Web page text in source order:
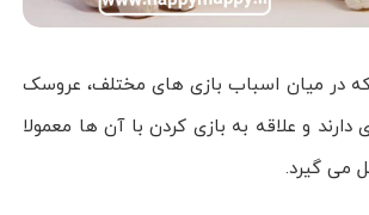
در میان اسباب بازی های مختلف، عروسک
دارند و علاقه به بازی کردن با آن ها معمولا
می گیرد.